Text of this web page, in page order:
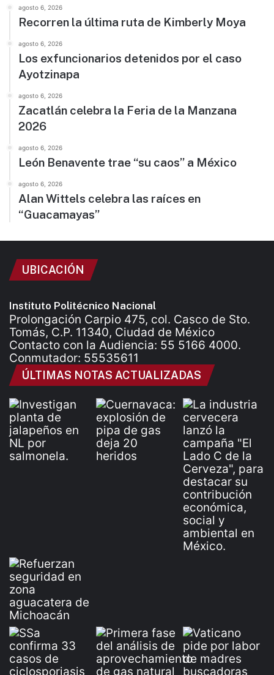
agosto 6, 2026
Recorren la última ruta de Kimberly Moya
agosto 6, 2026
Los exfuncionarios detenidos por el caso
Ayotzinapa
agosto 6, 2026
Zacatlán celebra la Feria de la Manzana
2026
agosto 6, 2026
León Benavente trae “su caos” a México
agosto 6, 2026
Alan Wittels celebra las raíces en
“Guacamayas”
UBICACIÓN
Instituto Politécnico Nacional
Prolongación Carpio 475, col. Casco de Sto.
Tomás, C.P. 11340, Ciudad de México
Contacto con la Audiencia: 55 5166 4000.
Conmutador: 55535611
ÚLTIMAS NOTAS ACTUALIZADAS